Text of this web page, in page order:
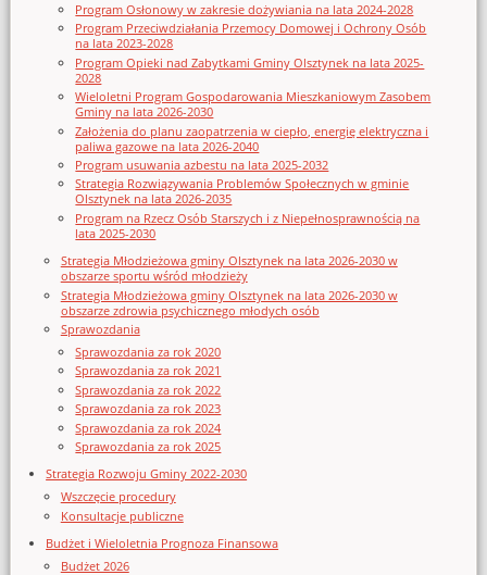
Program Osłonowy w zakresie dożywiania na lata 2024-2028
Program Przeciwdziałania Przemocy Domowej i Ochrony Osób
na lata 2023-2028
Program Opieki nad Zabytkami Gminy Olsztynek na lata 2025-
2028
Wieloletni Program Gospodarowania Mieszkaniowym Zasobem
Gminy na lata 2026-2030
Założenia do planu zaopatrzenia w ciepło, energię elektryczna i
paliwa gazowe na lata 2026-2040
Program usuwania azbestu na lata 2025-2032
Strategia Rozwiązywania Problemów Społecznych w gminie
Olsztynek na lata 2026-2035
Program na Rzecz Osób Starszych i z Niepełnosprawnością na
lata 2025-2030
Strategia Młodzieżowa gminy Olsztynek na lata 2026-2030 w
obszarze sportu wśród młodzieży
Strategia Młodzieżowa gminy Olsztynek na lata 2026-2030 w
obszarze zdrowia psychicznego młodych osób
Sprawozdania
Sprawozdania za rok 2020
Sprawozdania za rok 2021
Sprawozdania za rok 2022
Sprawozdania za rok 2023
Sprawozdania za rok 2024
Sprawozdania za rok 2025
Strategia Rozwoju Gminy 2022-2030
Wszczęcie procedury
Konsultacje publiczne
Budżet i Wieloletnia Prognoza Finansowa
Budżet 2026